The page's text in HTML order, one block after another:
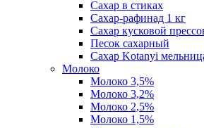
Сахар в стиках
Сахар-рафинад 1 кг
Сахар кусковой
Песок сахарный
Сахар Kotanyi
Молоко
Молоко 3,5%
Молоко 3,2%
Молоко 2,5%
Молоко 1,5%